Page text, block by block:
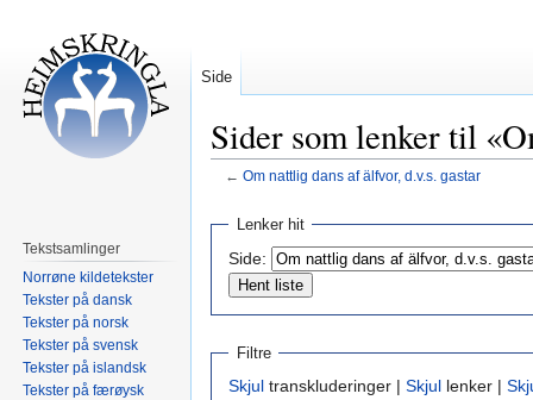
Sider som lenker til
← Om nattlig dans af älfvor, d.v.s. gastar
Hopp
navigering
Hopp
søk
Lenker hit
Side:
Filtre
Skjul transkluderinger | Skjul lenker |
Side
Tekstsamlinger
Norrøne kildetekster
Tekster på dansk
Tekster på norsk
Tekster på svensk
Tekster på islandsk
Tekster på færøysk